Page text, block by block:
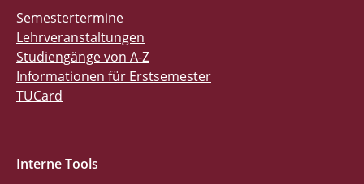
Semestertermine
Lehrveranstaltungen
Studiengänge von A-Z
Informationen für Erstsemester
TUCard
Interne Tools